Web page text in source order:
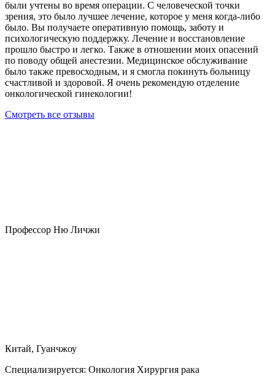
были учтены во время операции. С человеческой точки
зрения, это было лучшее лечение, которое у меня когда-либо
было. Вы получаете оперативную помощь, заботу и
психологическую поддержку. Лечение и восстановление
прошло быстро и легко. Также в отношении моих опасений
по поводу общей анестезии. Медицинское обслуживание
было также превосходным, и я смогла покинуть больницу
счастливой и здоровой. Я очень рекомендую отделение
онкологической гинекологии!
Смотреть все отзывы
Профессор Ню Личжи
Китай, Гуанчжоу
Специализируется: Онкология Хирургия рака